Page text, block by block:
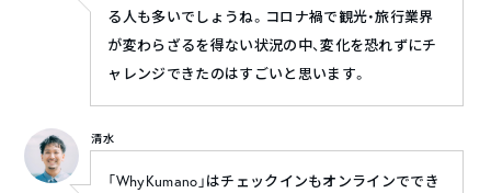
る人も多いでしょうね。コロナ禍で観光・旅行業界
が変わらざるを得ない状況の中、変化を恐れずにチ
ャレンジできたのはすごいと思います。
清水
「WhyKumano」はチェックインもオンラインででき